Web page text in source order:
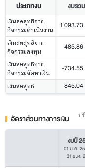
ประเภทงบ งบรวม
เงินสดสุทธิจาก
กิจกรรมดำเนินงาน
1,093.73
เงินสดสุทธิจาก
กิจกรรมลงทุน
485.86
เงินสดสุทธิจาก
กิจกรรมจัดหาเงิน
-734.55
เงินสดสุทธิ 845.04
อัตราส่วนทางการเงิน
ป
งบปี
01 ม.ค.
31 ธ.ค.